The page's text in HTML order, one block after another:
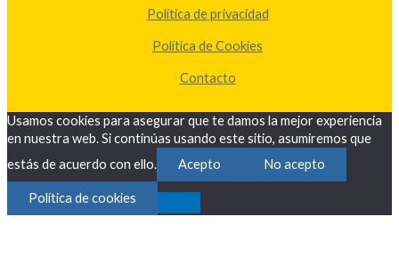
Política de privacidad
Política de Cookies
Contacto
Usamos cookies para asegurar que te damos la mejor experiencia
en nuestra web. Si continúas usando este sitio, asumiremos que
estás de acuerdo con ello.
Acepto No acepto
Política de cookies